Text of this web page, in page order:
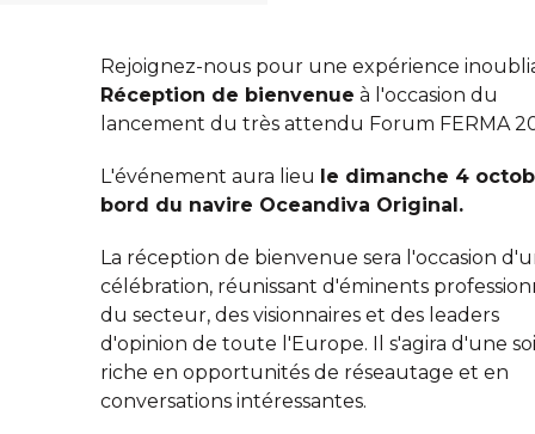
Rejoignez-nous pour une expérience
Réception de bienvenue à l'occasion du
lancement du très attendu Forum FERMA
L'événement aura lieu le dimanche 4
bord du navire Oceandiva Original.
La réception de bienvenue sera l'occasion
célébration, réunissant d'éminents
du secteur, des visionnaires et des leaders
d'opinion de toute l'Europe. Il s'agira d'une
riche en opportunités de réseautage et en
conversations intéressantes.